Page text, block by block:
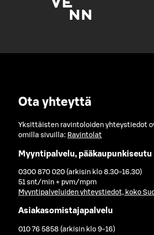
Ota yhteyttä
Yksittäisten ravintoloiden yhteystiedot
omilla sivuilla: Ravintolat
Myyntipalvelu, pääkaupunkiseutu
0300 870 020 (arkisin klo 8.30-16.30)
51 snt/min + pvm/mpm
Myyntipalveluiden yhteystiedot, koko
Asiakasomistajapalvelu
010 76 5858 (arkisin klo 9-16)